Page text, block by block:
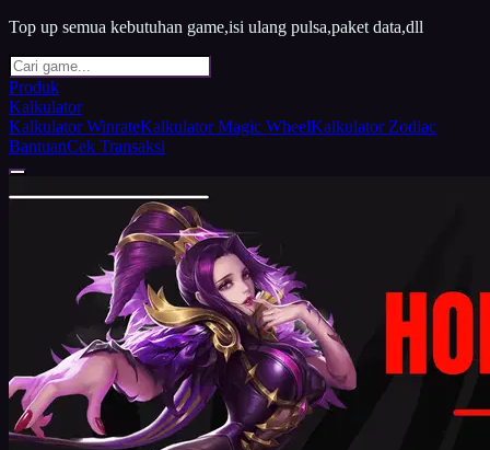
Top up semua kebutuhan game,isi ulang pulsa,paket data,dll
Produk
Kalkulator
Kalkulator WinrateKalkulator Magic WheelKalkulator Zodiac
BantuanCek Transaksi